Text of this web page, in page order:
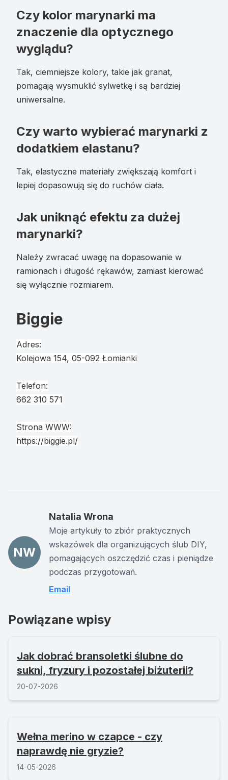
Czy kolor marynarki ma
znaczenie dla optycznego
wyglądu?
Tak, ciemniejsze kolory, takie jak granat,
pomagają wysmuklić sylwetkę i są bardziej
uniwersalne.
Czy warto wybierać marynarki z
dodatkiem elastanu?
Tak, elastyczne materiały zwiększają komfort i
lepiej dopasowują się do ruchów ciała.
Jak uniknąć efektu za dużej
marynarki?
Należy zwracać uwagę na dopasowanie w
ramionach i długość rękawów, zamiast kierować
się wyłącznie rozmiarem.
Biggie
Adres:
Kolejowa 154, 05-092 Łomianki
Telefon:
662 310 571
Strona WWW:
https://biggie.pl/
NW
Natalia Wrona
Moje artykuły to zbiór praktycznych
wskazówek dla organizujących ślub DIY,
pomagających oszczędzić czas i pieniądze
podczas przygotowań.
Email
Powiązane wpisy
Jak dobrać bransoletki ślubne do
sukni, fryzury i pozostałej biżuterii?
20-07-2026
Wełna merino w czapce - czy
naprawdę nie gryzie?
14-05-2026